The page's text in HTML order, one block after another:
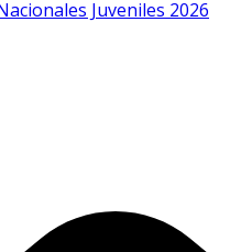
Juveniles 2026